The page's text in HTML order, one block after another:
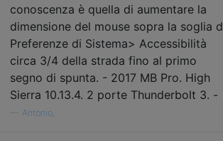
conoscenza è quella di aumentare la
dimensione del mouse sopra la soglia
Preferenze di Sistema> Accessibilità
circa 3/4 della strada fino al primo
segno di spunta. - 2017 MB Pro. High
Sierra 10.13.4. 2 porte Thunderbolt 3. -
Antonio,